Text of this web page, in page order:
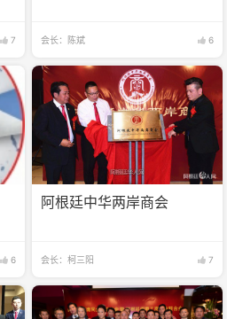
7 会长：陈斌 6
6
阿根廷中华两岸商会
会长：柯三阳 7